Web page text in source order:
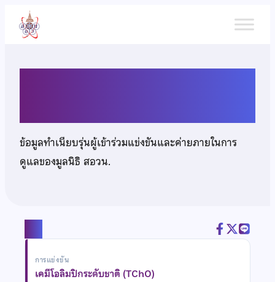
เนื้อหา
ข้อมูลทำเนียบรุ่นผู้เข้าร่วมแข่งขันและค่ายภายในการ
ดูแลของมูลนิธิ สอวน.
การแข่งขัน
เคมีโอลิมปิกระดับชาติ (TChO)